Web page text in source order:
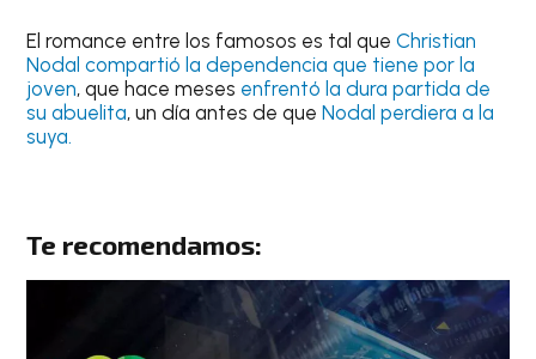
El romance entre los famosos es tal queChristian
Nodal compartió la dependencia que tiene por la
joven, que hace meses enfrentó la dura partida de
su abuelita, un día antes de queNodal perdiera a la
suya.
Te recomendamos: